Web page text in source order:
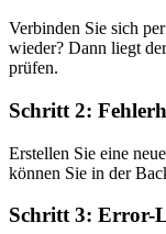
Verbinden Sie sich per
wieder? Dann liegt
prüfen.
Schritt 2:
Erstellen Sie eine
können Sie in der
Schritt 3: Error-